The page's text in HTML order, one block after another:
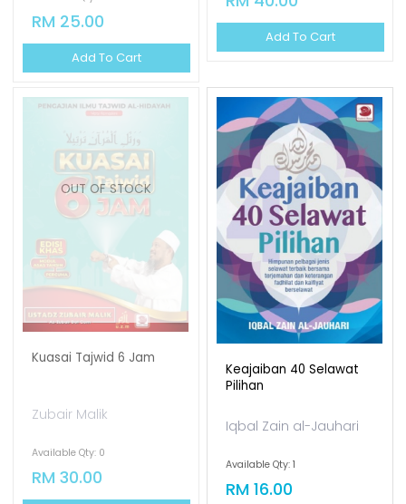
RM 25.00
Add To Cart
Add To Cart
OUT OF STOCK
Kuasai Tajwid 6 Jam
Zubair Malik
Available Qty: 0
RM 30.00
Keajaiban 40 Selawat
Pilihan
Iqbal Zain al-Jauhari
Available Qty: 1
RM 16.00